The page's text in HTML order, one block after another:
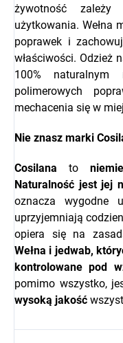
żywotność
użytkowania. Wełna
poprawek i
właściwości. Odzież
100% naturalnym
polimerowych
mechacenia się w
Nie znasz marki
Cosilana to
Naturalność jest jej
oznacza wygodne
uprzyjemniają
opiera się na
Wełna i jedwab,
kontrolowane pod
pomimo wszystko,
wysoką jakość